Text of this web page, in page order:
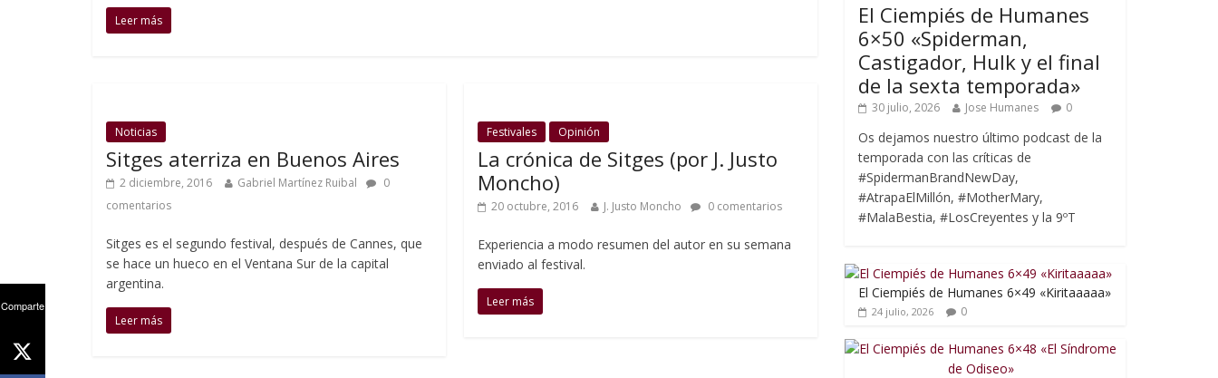
Leer más
Noticias
Sitges aterriza en Buenos Aires
2 diciembre, 2016 Gabriel Martínez Ruibal
0
comentarios
Sitges es el segundo festival, después de Cannes, que
se hace un hueco en el Ventana Sur de la capital
argentina.
Leer más
Festivales Opinión
La crónica de Sitges (por J. Justo
Moncho)
20 octubre, 2016 J. Justo Moncho 0 comentarios
Experiencia a modo resumen del autor en su semana
enviado al festival.
Leer más
El Ciempiés de Humanes
6×50 «Spiderman,
Castigador, Hulk y el final
de la sexta temporada»
30 julio, 2026 Jose Humanes 0
Os dejamos nuestro último podcast de la
temporada con las críticas de
#SpidermanBrandNewDay,
#AtrapaElMillón, #MotherMary,
#MalaBestia, #LosCreyentes y la 9ºT
El Ciempiés de Humanes 6×49 «Kiritaaaaa»
24 julio, 2026 0
Comparte